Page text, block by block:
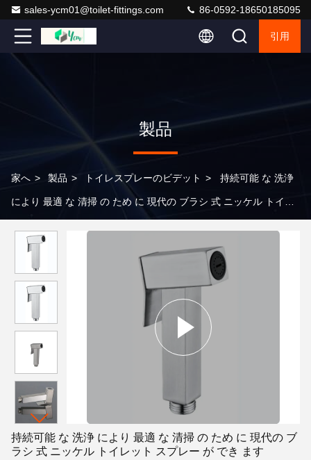
sales-ycm01@toilet-fittings.com 86-0592-18650185095
引用
製品
家へ > 製品 > トイレスプレーのビデット > 持続可能 な 洗浄
により 最適 な 清掃 の ため に 現代の ブラシ 式 ニッケル トイレ
持続可能 な 洗浄 により 最適 な 清掃 の ため に 現代の ブ
ラシ 式 ニッケル トイレット スプレー が でき ます